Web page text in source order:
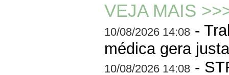
VEJA MAIS
10/08/2026 14:08 -
médica gera
10/08/2026 14:08 -